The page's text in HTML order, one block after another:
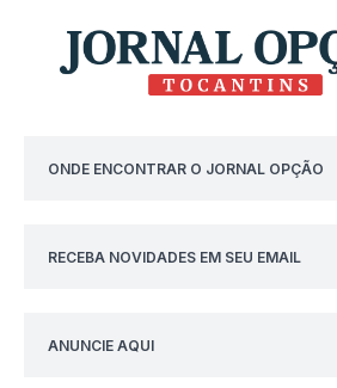
ONDE ENCONTRAR O JORNAL OPÇÃO
RECEBA NOVIDADES EM SEU EMAIL
ANUNCIE AQUI